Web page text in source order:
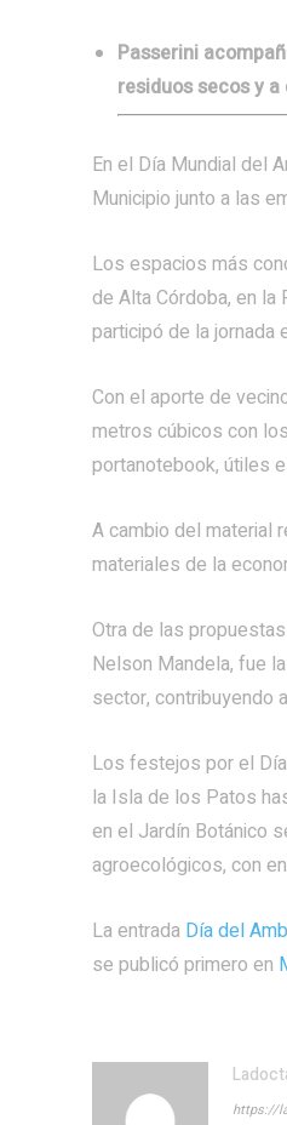
Passerini
residuos secos y
En el Día Mundial del
Municipio junto a las
Los espacios más
de Alta Córdoba, en
participó de la jornada
Con el aporte de
metros cúbicos con
portanotebook, útiles
A cambio del material
materiales de la
Otra de las
Nelson Mandela, fue
sector, contribuyendo
Los festejos por el Día
la Isla de los Patos
en el Jardín Botánico
agroecológicos, con
La entrada Día del
se publicó primero en
https://